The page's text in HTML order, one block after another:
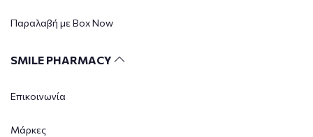
Παραλαβή με Box Now
SMILE PHARMACY
Επικοινωνία
Μάρκες